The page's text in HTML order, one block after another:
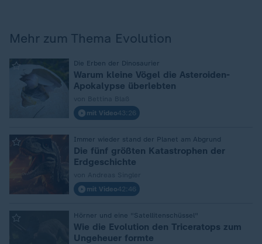
Mehr zum Thema Evolution
Die Erben der Dinosaurier
:
Warum kleine Vögel die Asteroiden-
Apokalypse überlebten
mit Video43:26
Immer wieder stand der Planet am Abgrund
Die fünf größten Katastrophen der
Erdgeschichte
mit Video42:46
Hörner und eine "Satellitenschüssel"
Wie die Evolution den Triceratops zum
Ungeheuer formte